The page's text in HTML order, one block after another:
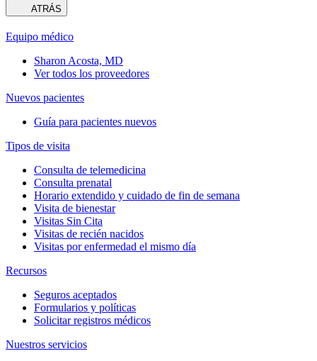
ATRÁS
Equipo médico
Sharon Acosta, MD
Ver todos los proveedores
Nuevos pacientes
Guía para pacientes nuevos
Tipos de visita
Consulta de telemedicina
Consulta prenatal
Horario extendido y cuidado de fin de semana
Visita de bienestar
Visitas Sin Cita
Visitas de recién nacidos
Visitas por enfermedad el mismo día
Recursos
Seguros aceptados
Formularios y políticas
Solicitar registros médicos
Nuestros servicios